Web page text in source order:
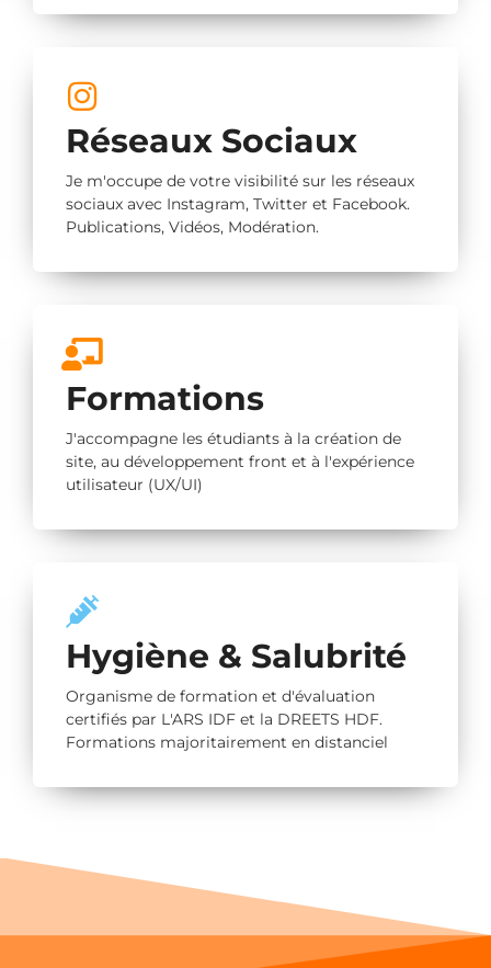
Réseaux Sociaux
Je m'occupe de votre visibilité sur les réseaux
sociaux avec Instagram, Twitter et Facebook.
Publications, Vidéos, Modération.
Formations
J'accompagne les étudiants à la création de
site, au développement front et à l'expérience
utilisateur (UX/UI)
Hygiène & Salubrité
Organisme de formation et d'évaluation
certifiés par L'ARS IDF et la DREETS HDF.
Formations majoritairement en distanciel